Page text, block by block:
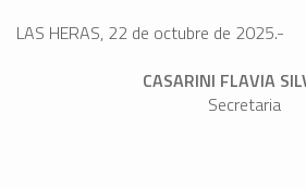
LAS HERAS, 22 de octubre de 2025.-
CASARINI FLAVIA
Secretaria